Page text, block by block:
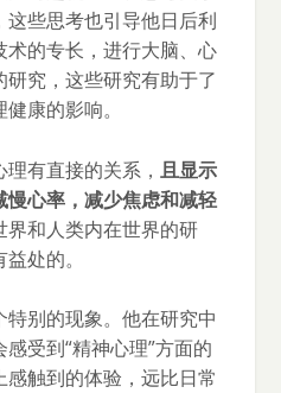
些思考也引导他日后利
的专长，进行大脑、心
究，这些研究有助于了
康的影响。
理有直接的关系，且显示
心率，减少焦虑和减轻
界和人类内在世界的研
处的。
别的现象。他在研究中
受到“精神心理”方面的
触到的体验，远比日常